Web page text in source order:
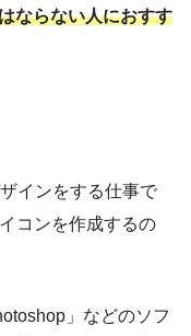
ならない人におすす
インをする仕事で
コンを作成するの
」などのソフ